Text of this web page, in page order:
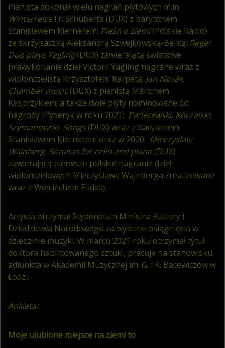
Pianista dokonał wielu nagrań płytowych m.in.
WinterreiseFr. Schuberta (DUX) z barytonem
Stanisławem Kiernerem; Pieśń o ziemi(Polskie Radio)
ze skrzypaczką Aleksandrą Szwejkowską-Belicą; Reger
Duo plays Yagling(DUX) zawierającą światowe
prawykonanie dzieł Victorii Yagling nagrane wraz z
wiolonczelistą Krzysztofem Karpetą; Jan Novák.
Chamber music(DUX) z pianistą Marcinem
Kasprzykiem; a także dwie płyty nominowane do
nagrody Fryderyk w roku 2021: Paderewski, Koczalski,
Szymanowski. Songs(DUX) wraz z barytonem
Stanisławem Kiernerem oraz w 2020: Mieczysław
Wajnberg. Sonatas for cello and piano (DUX)
zawierającą pierwsze polskie nagranie dzieł
wiolonczelowych Mieczysława Wajnberga zrealizowane
wraz z Wojciechem Fudalą.
Artysta otrzymał Stypendium Ministra Kultury i
Dziedzictwa Narodowego za wybitne osiągnięcia w
dziedzinie muzyki. W marcu 2021 roku otrzymał tytuł
doktora habilitowanego sztuki, pracuje na stanowisku
adiunkta w Akademii Muzycznej im. G. i K. Bacewiczów w
Łodzi.
Ankieta:
Moje ulubione miejsce na ziemi to